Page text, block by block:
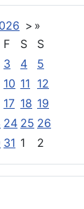
> »
F S
S
3 4
5
10 11 12
17 18 19
24 25 26
31 1 2